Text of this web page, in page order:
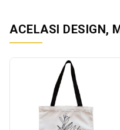
ACELASI DESIGN,